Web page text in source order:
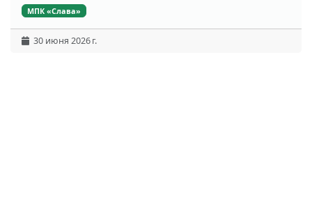
МПК «Слава»
30 июня 2026 г.